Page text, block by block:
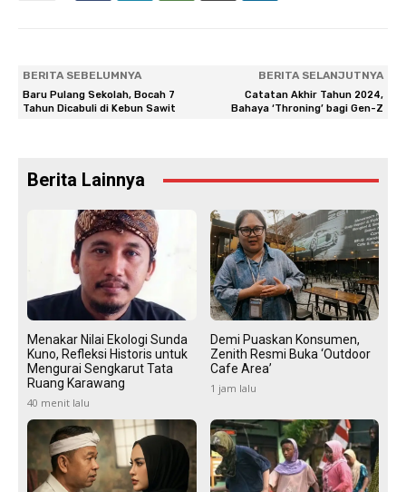
BERITA SEBELUMNYA
Baru Pulang Sekolah, Bocah 7
Tahun Dicabuli di Kebun Sawit
BERITA SELANJUTNYA
Catatan Akhir Tahun 2024,
Bahaya ‘Throning’ bagi Gen-Z
Berita Lainnya
Menakar Nilai Ekologi Sunda
Kuno, Refleksi Historis untuk
Mengurai Sengkarut Tata
Ruang Karawang
40 menit lalu
Demi Puaskan Konsumen,
Zenith Resmi Buka ‘Outdoor
Cafe Area’
1 jam lalu